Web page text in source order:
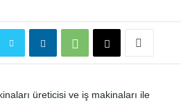
üreticisi ve iş makinaları ile